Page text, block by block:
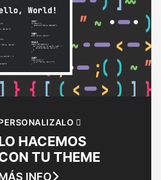
🫟
HACEMOS
TU THEME
INFO